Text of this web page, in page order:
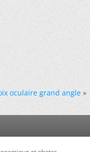
oculaire grand angle »